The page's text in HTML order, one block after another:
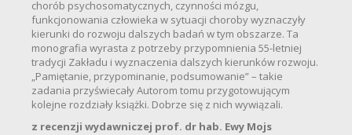
chorób psychosomatycznych, czynności mózgu,
funkcjonowania człowieka w sytuacji choroby wyznaczyły
kierunki do rozwoju dalszych badań w tym obszarze. Ta
monografia wyrasta z potrzeby przypomnienia 55-letniej
tradycji Zakładu i wyznaczenia dalszych kierunków rozwoju.
„Pamiętanie, przypominanie, podsumowanie” – takie
zadania przyświecały Autorom tomu przygotowującym
kolejne rozdziały książki. Dobrze się z nich wywiązali.
z recenzji wydawniczej prof. dr hab. Ewy Mojs